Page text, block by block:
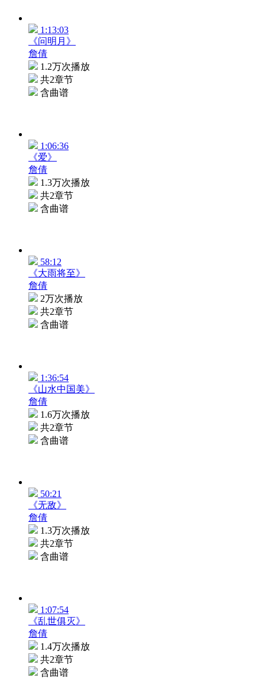
1:13:03
《问明月》
詹倩
1.2万次播放
共2章节
含曲谱
1:06:36
《爱》
詹倩
1.3万次播放
共2章节
含曲谱
58:12
《大雨将至》
詹倩
2万次播放
共2章节
含曲谱
1:36:54
《山水中国美》
詹倩
1.6万次播放
共2章节
含曲谱
50:21
《无敌》
詹倩
1.3万次播放
共2章节
含曲谱
1:07:54
《乱世俱灭》
詹倩
1.4万次播放
共2章节
含曲谱